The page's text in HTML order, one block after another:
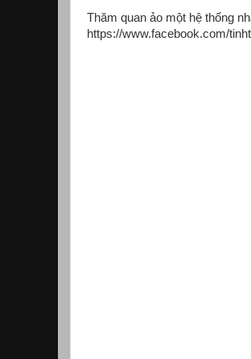
Thăm quan ảo một hệ thống
https://www.facebook.com/